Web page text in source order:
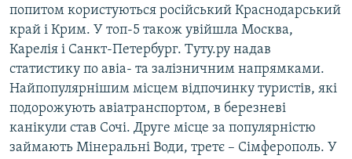
попитом користуються російський Краснодарський
край і Крим. У топ-5 також увійшла Москва,
Карелія і Санкт-Петербург. Туту.ру надав
статистику по авіа- та залізничним напрямками.
Найпопулярнішим місцем відпочинку туристів, які
подорожують авіатранспортом, в березневі
канікули став Сочі. Друге місце за популярністю
займають Мінеральні Води, третє – Сімферополь. У